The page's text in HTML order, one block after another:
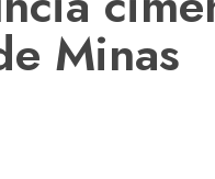
Minas